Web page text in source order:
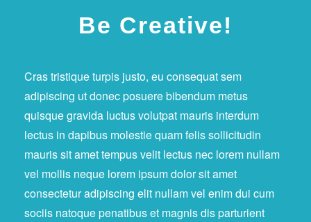
Be Creative!
Cras tristique turpis justo, eu consequat sem
adipiscing ut donec posuere bibendum metus
quisque gravida luctus volutpat mauris interdum
lectus in dapibus molestie quam felis sollicitudin
mauris sit amet tempus velit lectus nec lorem nullam
vel mollis neque lorem ipsum dolor sit amet
consectetur adipiscing elit nullam vel enim dui cum
sociis natoque penatibus et magnis dis parturient